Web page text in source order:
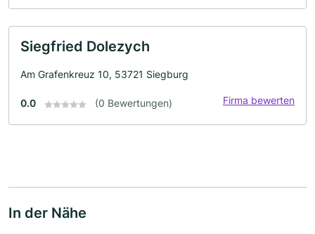
Siegfried Dolezych
Am Grafenkreuz 10, 53721 Siegburg
0.0 (0 Bewertungen) Firma bewerten
In der Nähe